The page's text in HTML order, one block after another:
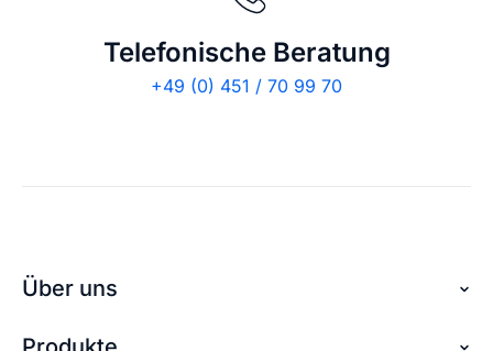
Telefonische Beratung
+49 (0) 451 / 70 99 70
Über uns
Über checkdomain